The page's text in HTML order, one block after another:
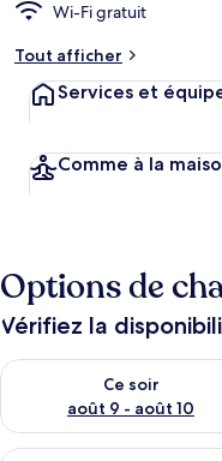
Wi-Fi gratuit
Tout afficher
Services et
Comme à la
Options de
Vérifiez la
Ce soir
août 9 - août 10
Vérifier la disponibilité